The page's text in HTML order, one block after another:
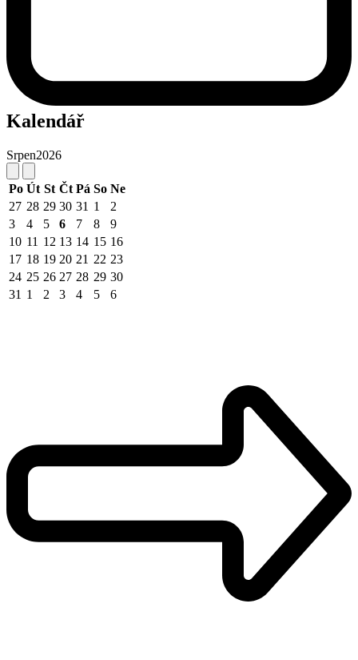
Kalendář
Srpen2026
Po Út St Čt Pá So Ne
27 28 29 30 31 1
2
3
4 5 6 7 8
9
10 11 12 13 14 15 16
17 18 19 20 21 22 23
24 25 26 27 28 29 30
31 1 2 3 4 5 6